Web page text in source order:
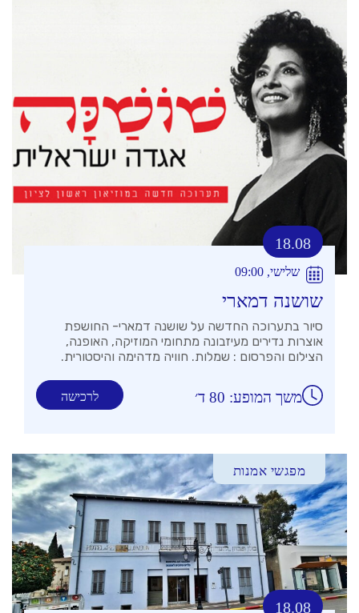
18.08
שלישי, 09:00
שושנה דמארי
סיור בתערוכה החדשה על שושנה דמארי- החושפת
אוצרות נדירים מעיזבונה מתחומי המוזיקה, האופנה,
הצילום והפרסום : שמלות. חוויה מדהימה והיסטורית.
לרכישה משך המופע: 80 ד׳
מפגשי אמנות
18.08